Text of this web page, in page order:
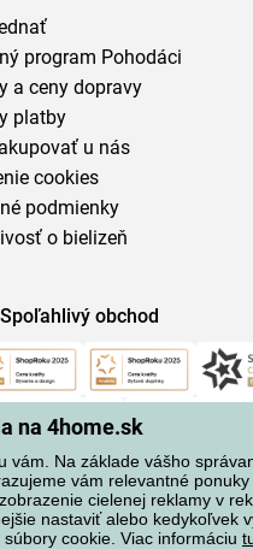
na 4home.sk
vám. Na základe vášho
vám relevantné
cielenej reklamy v
nastaviť alebo kedykoľvek
cookie. Viac informáciu
program Pohodáci
a ceny dopravy
platby
u nás
cookies
podmienky
o bielizeň
Spoľahlivý obchod